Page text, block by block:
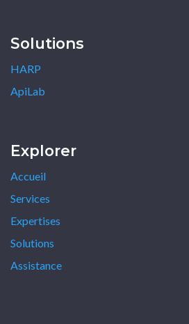
Solutions
HARP
ApiLab
Explorer
Accueil
Services
Expertises
Solutions
Assistance